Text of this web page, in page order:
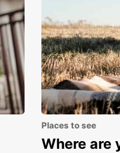
Places to see
Where are